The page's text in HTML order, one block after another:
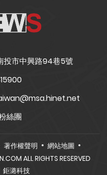
投市中興路94巷5號
絲團
著作權聲明
網站地圖
ALL RIGHTS RESERVED
鉅潞科技